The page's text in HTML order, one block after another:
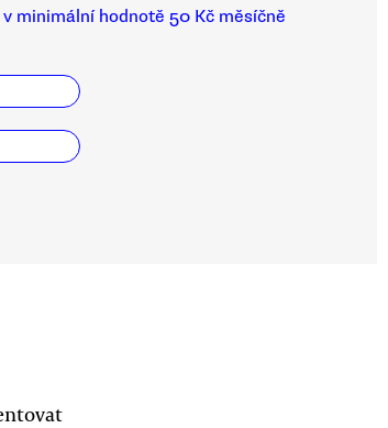
minimální hodnotě 50 Kč měsíčně